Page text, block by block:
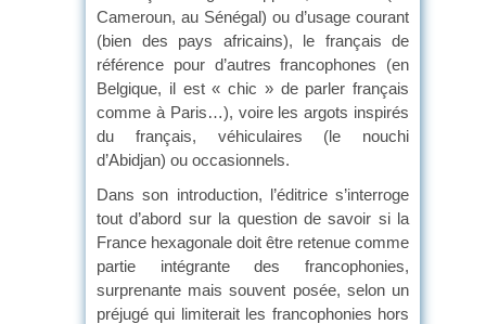
Cameroun, au Sénégal) ou d’usage courant
(bien des pays africains), le français de
référence pour d’autres francophones (en
Belgique, il est « chic » de parler français
comme à Paris…), voire les argots inspirés
du français, véhiculaires (le nouchi
d’Abidjan) ou occasionnels.
Dans son introduction, l’éditrice s’interroge
tout d’abord sur la question de savoir si la
France hexagonale doit être retenue comme
partie intégrante des francophonies,
surprenante mais souvent posée, selon un
préjugé qui limiterait les francophonies hors